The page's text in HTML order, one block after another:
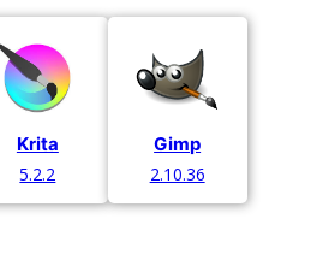
Krita
5.2.2
Gimp
2.10.36